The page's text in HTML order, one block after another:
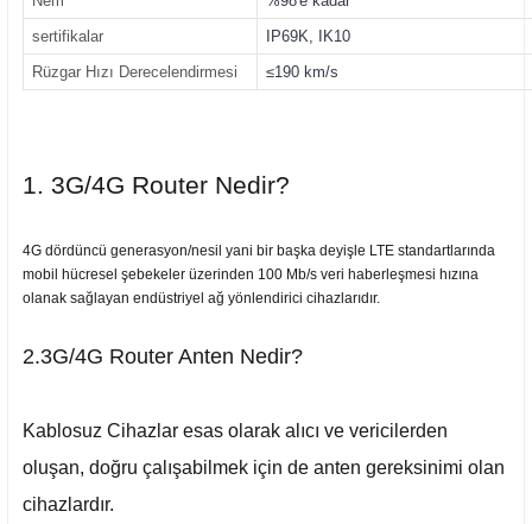
sertifikalar
IP69K, IK10
Rüzgar Hızı Derecelendirmesi
≤190 km/s
1. 3G/4G Router Nedir?
4G dördüncü generasyon/nesil yani bir başka deyişle LTE standartlarında
mobil hücresel şebekeler üzerinden 100 Mb/s veri haberleşmesi hızına
olanak sağlayan endüstriyel ağ yönlendirici cihazlarıdır.
2.3G/4G Router Anten Nedir?
Kablosuz Cihazlar esas olarak alıcı ve vericilerden
oluşan, doğru çalışabilmek için de anten gereksinimi olan
cihazlardır.